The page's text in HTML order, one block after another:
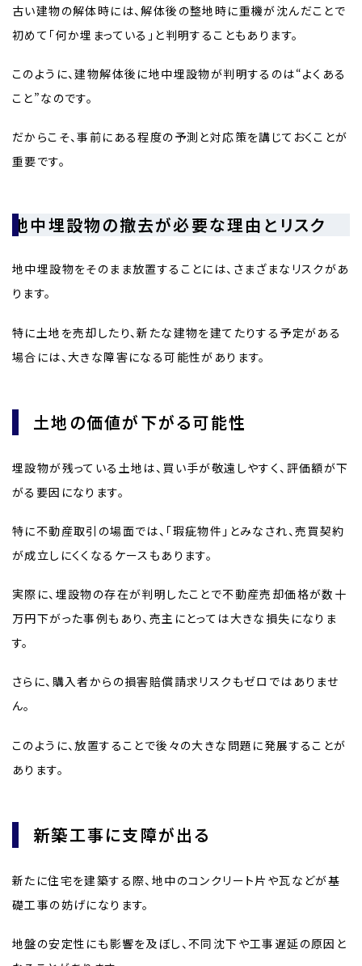
古い建物の解体時には、解体後の整地時に重機が沈んだことで
初めて「何か埋まっている」と判明することもあります。
このように、建物解体後に地中埋設物が判明するのは“よくある
こと”なのです。
だからこそ、事前にある程度の予測と対応策を講じておくことが
重要です。
地中埋設物の撤去が必要な理由とリスク
地中埋設物をそのまま放置することには、さまざまなリスクがあ
ります。
特に土地を売却したり、新たな建物を建てたりする予定がある
場合には、大きな障害になる可能性があります。
土地の価値が下がる可能性
埋設物が残っている土地は、買い手が敬遠しやすく、評価額が下
がる要因になります。
特に不動産取引の場面では、「瑕疵物件」とみなされ、売買契約
が成立しにくくなるケースもあります。
実際に、埋設物の存在が判明したことで不動産売却価格が数十
万円下がった事例もあり、売主にとっては大きな損失になりま
す。
さらに、購入者からの損害賠償請求リスクもゼロではありませ
ん。
このように、放置することで後々の大きな問題に発展することが
あります。
新築工事に支障が出る
新たに住宅を建築する際、地中のコンクリート片や瓦などが基
礎工事の妨げになります。
地盤の安定性にも影響を及ぼし、不同沈下や工事遅延の原因と